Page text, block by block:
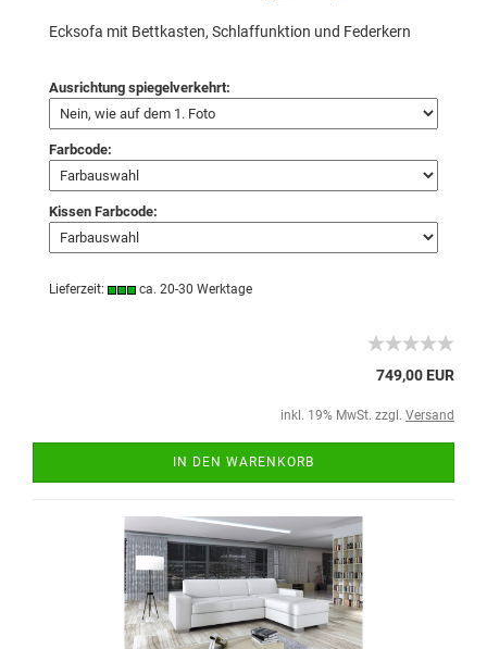
Ecksofa mit Bettkasten, Schlaffunktion und Federkern
Ausrichtung spiegelverkehrt:
Farbcode:
Kissen Farbcode:
Lieferzeit: ca. 20-30 Werktage
749,00 EUR
inkl. 19% MwSt. zzgl. Versand
IN DEN WARENKORB